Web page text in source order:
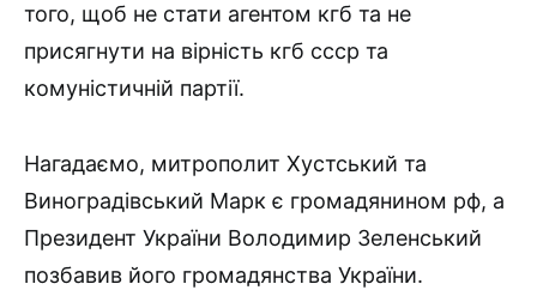
того, щоб не стати агентом кгб та не
присягнути на вірність кгб ссср та
комуністичній партії.
Нагадаємо, митрополит Хустський та
Виноградівський Марк є громадянином рф, а
Президент України Володимир Зеленський
позбавив його громадянства України.